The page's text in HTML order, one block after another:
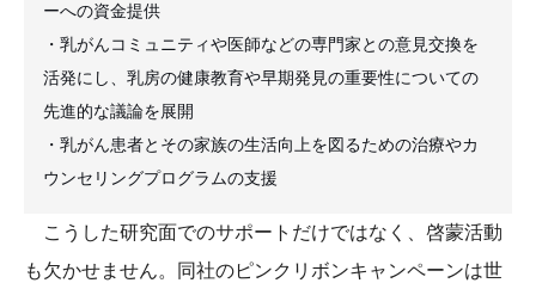
ーへの資金提供
・乳がんコミュニティや医師などの専門家との意見交換を
活発にし、乳房の健康教育や早期発見の重要性についての
先進的な議論を展開
・乳がん患者とその家族の生活向上を図るための治療やカ
ウンセリングプログラムの支援
こうした研究面でのサポートだけではなく、啓蒙活動
も欠かせません。同社のピンクリボンキャンペーンは世